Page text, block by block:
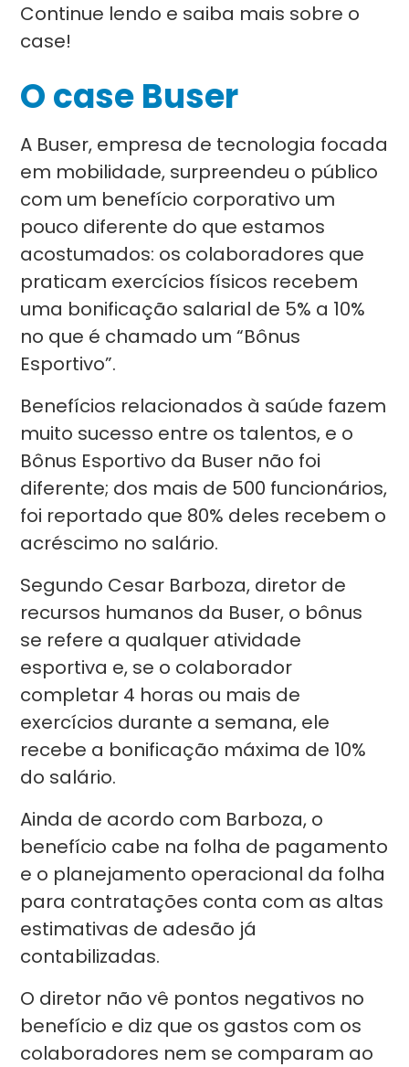
Continue lendo e saiba mais sobre o
case!
O case Buser
A Buser, empresa de tecnologia focada
em mobilidade, surpreendeu o público
com um benefício corporativo um
pouco diferente do que estamos
acostumados: os colaboradores que
praticam exercícios físicos recebem
uma bonificação salarial de 5% a 10%
no que é chamado um “Bônus
Esportivo”.
Benefícios relacionados à saúde fazem
muito sucesso entre os talentos, e o
Bônus Esportivo da Buser não foi
diferente; dos mais de 500 funcionários,
foi reportado que 80% deles recebem o
acréscimo no salário.
Segundo Cesar Barboza, diretor de
recursos humanos da Buser, o bônus
se refere a qualquer atividade
esportiva e, se o colaborador
completar 4 horas ou mais de
exercícios durante a semana, ele
recebe a bonificação máxima de 10%
do salário.
Ainda de acordo com Barboza, o
benefício cabe na folha de pagamento
e o planejamento operacional da folha
para contratações conta com as altas
estimativas de adesão já
contabilizadas.
O diretor não vê pontos negativos no
benefício e diz que os gastos com os
colaboradores nem se comparam ao